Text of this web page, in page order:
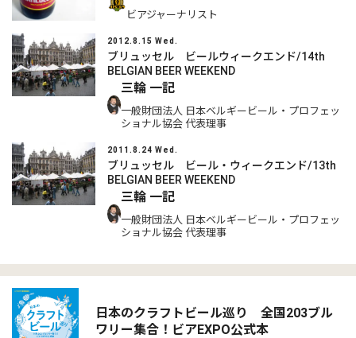
ビアジャーナリスト
2012.8.15 Wed.
ブリュッセル ビールウィークエンド/14th
BELGIAN BEER WEEKEND
三輪 一記
一般財団法人 日本ベルギービール・プロフェッ
ショナル協会 代表理事
2011.8.24 Wed.
ブリュッセル ビール・ウィークエンド/13th
BELGIAN BEER WEEKEND
三輪 一記
一般財団法人 日本ベルギービール・プロフェッ
ショナル協会 代表理事
日本のクラフトビール巡り 全国203ブル
ワリー集合！ビアEXPO公式本